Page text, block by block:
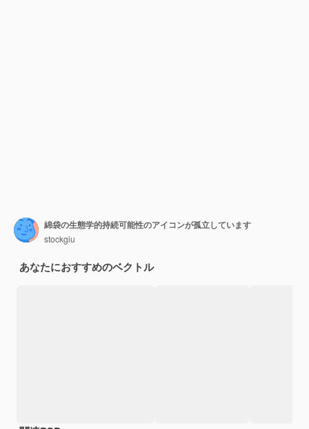
綿袋の生態学的持続可能性のアイコンが孤立しています
stockgiu
あなたにおすすめのベクトル